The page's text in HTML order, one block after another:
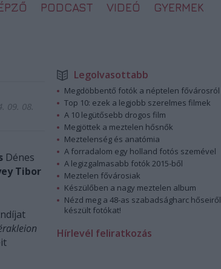
PODCAST VIDEÓ GYERMEK
09. 08.
Dénes
Tibor
Legolvasottabb
Megdöbbentő fotók a néptelen fővárosról
Top 10: ezek a legjobb szerelmes filmek
A 10 legütősebb drogos film
Megjöttek a meztelen hősnők
Meztelenség és anatómia
A forradalom egy holland fotós szemével
A legizgalmasabb fotók 2015-ből
Meztelen fővárosiak
Készülőben a nagy meztelen album
Nézd meg a 48-as szabadságharc hőseiről
készült fotókat!
Hírlevél feliratkozás